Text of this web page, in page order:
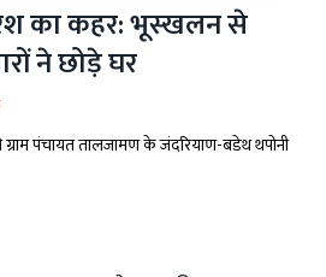
का कहर: भूस्खलन से
ने छोड़े घर
पंचायत तालजामण के जंदरियाण-बडेथ थपोनी